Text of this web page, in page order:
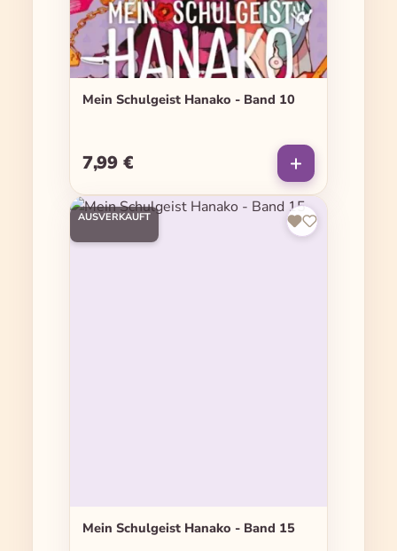
Mein Schulgeist Hanako - Band 10
Regulärer Preis:
7,99 €
AUSVERKAUFT
Mein Schulgeist Hanako - Band 15